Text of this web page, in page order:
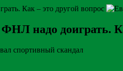
надо доиграть.
спортивный скандал